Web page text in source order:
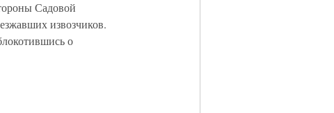
Садовой
извозчиков.
о